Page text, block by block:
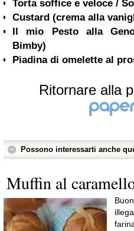
Torta soffice e veloce /
Custard (crema alla
Il mio Pesto alla
Bimby)
Piadina di omelette al
Ritornare alla
Possono interessarti anche
Muffin al